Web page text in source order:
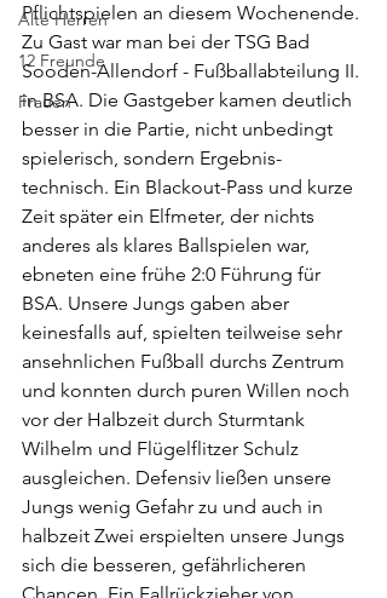
Alte Herren
12 Freunde
Frauen
Pflichtspielen an diesem Wochenende.
Zu Gast war man bei der TSG Bad
Sooden-Allendorf - Fußballabteilung II.
in BSA. Die Gastgeber kamen deutlich
besser in die Partie, nicht unbedingt
spielerisch, sondern Ergebnis-
technisch. Ein Blackout-Pass und kurze
Zeit später ein Elfmeter, der nichts
anderes als klares Ballspielen war,
ebneten eine frühe 2:0 Führung für
BSA. Unsere Jungs gaben aber
keinesfalls auf, spielten teilweise sehr
ansehnlichen Fußball durchs Zentrum
und konnten durch puren Willen noch
vor der Halbzeit durch Sturmtank
Wilhelm und Flügelflitzer Schulz
ausgleichen. Defensiv ließen unsere
Jungs wenig Gefahr zu und auch in
halbzeit Zwei erspielten unsere Jungs
sich die besseren, gefährlicheren